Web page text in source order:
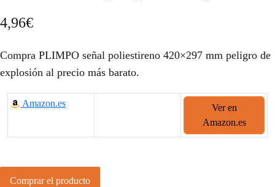
4,96€
Compra PLIMPO señal poliestireno 420×297 mm peligro de
explosión al precio más barato.
Amazon.es
Ver en
Amazon.es
Comprar el producto